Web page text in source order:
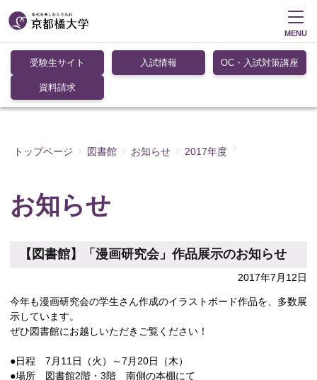
MENU
受験生サイト 入試情報 OC・入試対策講座
資料請求
トップページ 図書館 お知らせ 2017年度
お知らせ
【図書館】「漫画研究会」作品展示のお知らせ
2017年7月12日
今年も漫画研究会の学生さん作成のイラストボード作品を、多数展
示しています。
ぜひ図書館にお越しいただきご覧ください！
●日程 7月11日（火）～7月20日（木）
●場所 図書館2階・3階 南側の本棚にて